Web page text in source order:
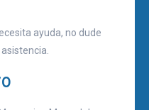
ayuda, no dude